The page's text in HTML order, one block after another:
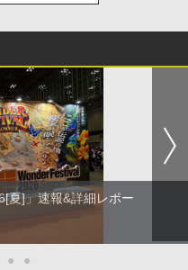
夏]」速報&詳細レポー
● ●